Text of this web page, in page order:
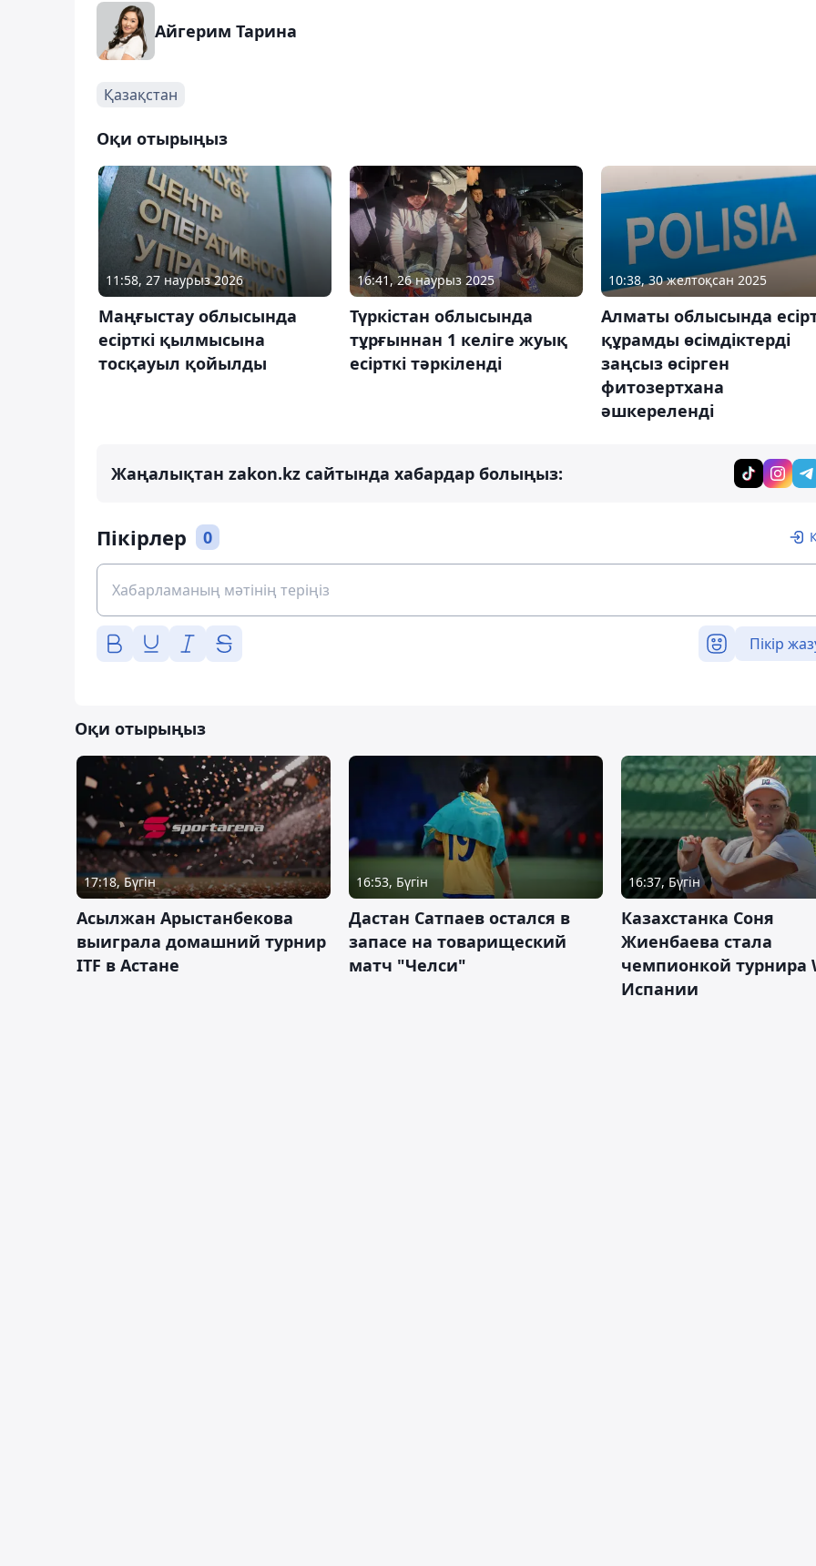
Айгерим Тарина
Қазақстан
Оқи отырыңыз
11:58, 27 наурыз 2026
Маңғыстау облысында
есірткі қылмысына
тосқауыл қойылды
16:41, 26 наурыз 2025
Түркістан облысында
тұрғыннан 1 келіге жуық
есірткі тәркіленді
10:38, 30 желтоқсан 2025
Алматы облысында
құрамды өсімдіктерді
заңсыз өсірген
фитозертхана
әшкереленді
Жаңалықтан zakon.kz сайтында хабардар болыңыз:
Пікірлер 0
Пікір
Оқи отырыңыз
17:18, Бүгін
Асылжан Арыстанбекова
выиграла домашний турнир
ITF в Астане
16:53, Бүгін
Дастан Сатпаев остался в
запасе на товарищеский
матч "Челси"
16:37, Бүгін
Казахстанка Соня
Жиенбаева стала
чемпионкой турнира
Испании